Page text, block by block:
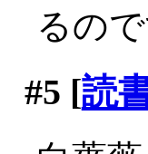
るの
#5 [読